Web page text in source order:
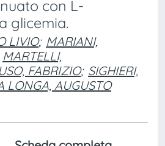
con L-
glicemia.
LIVIO; MARIANI,
MARTELLI,
FABRIZIO; SIGHIERI,
LONGA, AUGUSTO